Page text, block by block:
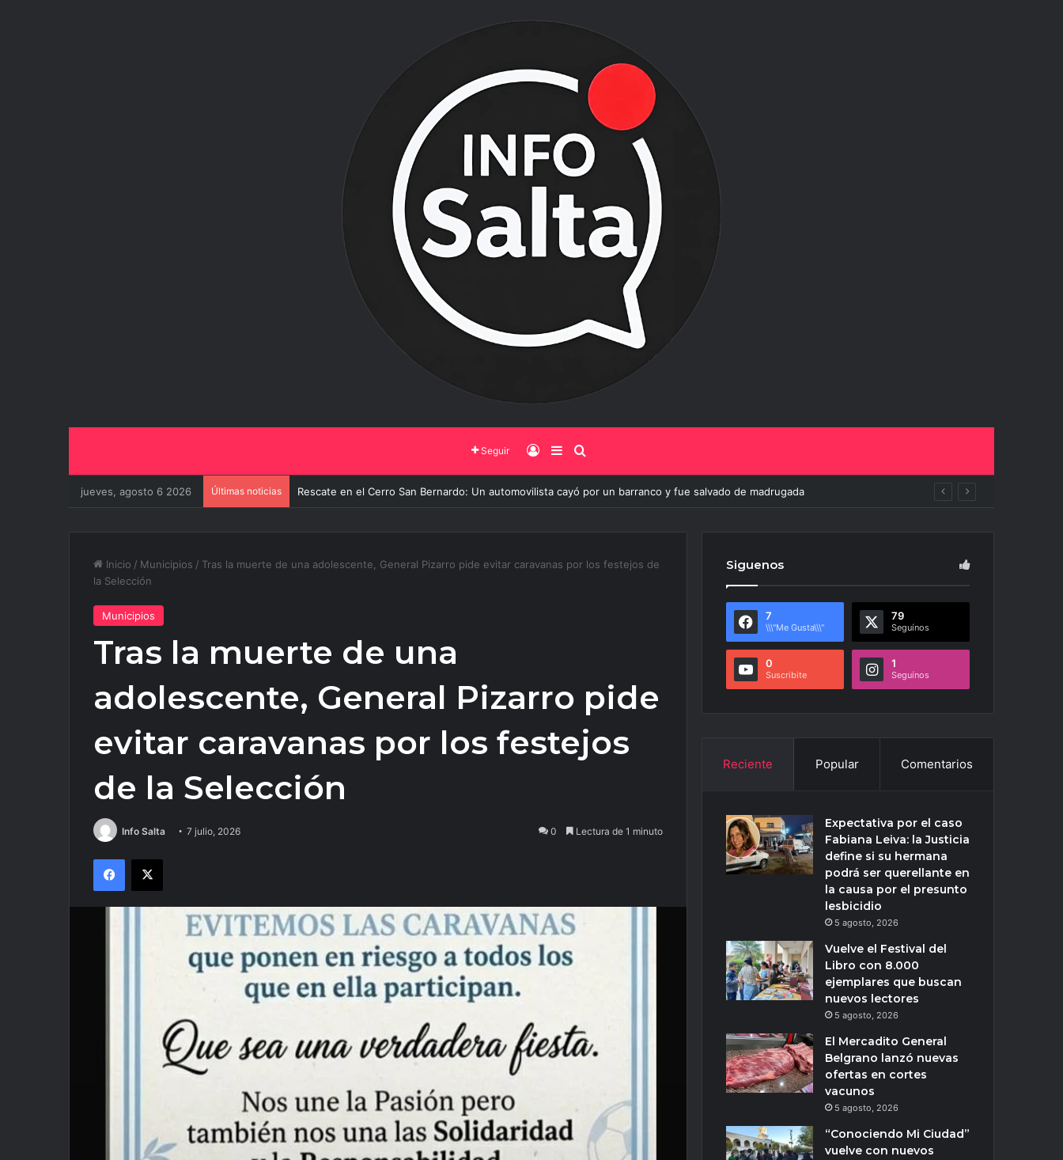
Seguir Iniciar Sesión
Barra Lateral
jueves, agosto 6 2026 Últimas noticias El Gobierno de Salta y la Policía Federal avanzan con nuevas medidas contra el delito
Inicio / Municipios / Tras la muerte de una adolescente, General Pizarro pide evitar caravanas por los festejos de
la Selección
Municipios
Tras la muerte de una
adolescente, General Pizarro pide
evitar caravanas por los festejos
de la Selección
Info Salta 7 julio, 2026 0 Lectura de 1 minuto
Facebook
X
Siguenos
7
\\\"Me Gusta\\\"
79
Seguínos
0
Suscribite
1
Seguínos
Reciente Popular Comentarios
Expectativa por el caso
Fabiana Leiva: la Justicia
define si su hermana
podrá ser querellante en
la causa por el presunto
lesbicidio
5 agosto, 2026
Vuelve el Festival del
Libro con 8.000
ejemplares que buscan
nuevos lectores
5 agosto, 2026
El Mercadito General
Belgrano lanzó nuevas
ofertas en cortes
vacunos
5 agosto, 2026
“Conociendo Mi Ciudad”
vuelve con nuevos